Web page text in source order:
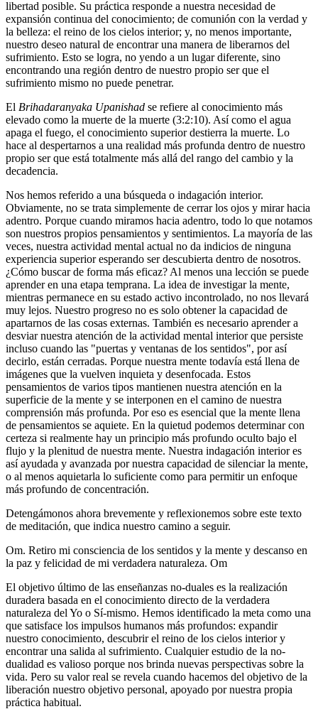
libertad posible. Su práctica responde a nuestra necesidad de
expansión continua del conocimiento; de comunión con la verdad y
la belleza: el reino de los cielos interior; y, no menos importante,
nuestro deseo natural de encontrar una manera de liberarnos del
sufrimiento. Esto se logra, no yendo a un lugar diferente, sino
encontrando una región dentro de nuestro propio ser que el
sufrimiento mismo no puede penetrar.
El Brihadaranyaka Upanishad se refiere al conocimiento más
elevado como la muerte de la muerte (3:2:10). Así como el agua
apaga el fuego, el conocimiento superior destierra la muerte. Lo
hace al despertarnos a una realidad más profunda dentro de nuestro
propio ser que está totalmente más allá del rango del cambio y la
decadencia.
Nos hemos referido a una búsqueda o indagación interior.
Obviamente, no se trata simplemente de cerrar los ojos y mirar hacia
adentro. Porque cuando miramos hacia adentro, todo lo que notamos
son nuestros propios pensamientos y sentimientos. La mayoría de las
veces, nuestra actividad mental actual no da indicios de ninguna
experiencia superior esperando ser descubierta dentro de nosotros.
¿Cómo buscar de forma más eficaz? Al menos una lección se puede
aprender en una etapa temprana. La idea de investigar la mente,
mientras permanece en su estado activo incontrolado, no nos llevará
muy lejos. Nuestro progreso no es solo obtener la capacidad de
apartarnos de las cosas externas. También es necesario aprender a
desviar nuestra atención de la actividad mental interior que persiste
incluso cuando las "puertas y ventanas de los sentidos", por así
decirlo, están cerradas. Porque nuestra mente todavía está llena de
imágenes que la vuelven inquieta y desenfocada. Estos
pensamientos de varios tipos mantienen nuestra atención en la
superficie de la mente y se interponen en el camino de nuestra
comprensión más profunda. Por eso es esencial que la mente llena
de pensamientos se aquiete. En la quietud podemos determinar con
certeza si realmente hay un principio más profundo oculto bajo el
flujo y la plenitud de nuestra mente. Nuestra indagación interior es
así ayudada y avanzada por nuestra capacidad de silenciar la mente,
o al menos aquietarla lo suficiente como para permitir un enfoque
más profundo de concentración.
Detengámonos ahora brevemente y reflexionemos sobre este texto
de meditación, que indica nuestro camino a seguir.
Om. Retiro mi consciencia de los sentidos y la mente y descanso en
la paz y felicidad de mi verdadera naturaleza. Om
El objetivo último de las enseñanzas no-duales es la realización
duradera basada en el conocimiento directo de la verdadera
naturaleza del Yo o Sí-mismo. Hemos identificado la meta como una
que satisface los impulsos humanos más profundos: expandir
nuestro conocimiento, descubrir el reino de los cielos interior y
encontrar una salida al sufrimiento. Cualquier estudio de la no-
dualidad es valioso porque nos brinda nuevas perspectivas sobre la
vida. Pero su valor real se revela cuando hacemos del objetivo de la
liberación nuestro objetivo personal, apoyado por nuestra propia
práctica habitual.